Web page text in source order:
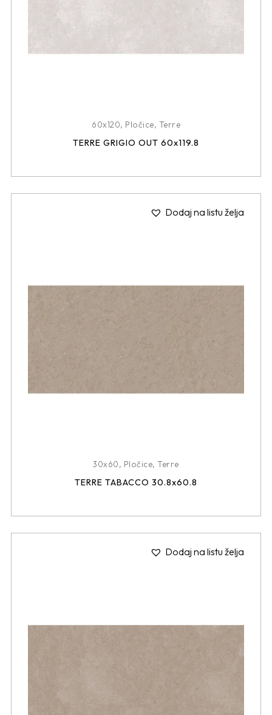
60x120, Pločice, Terre
TERRE GRIGIO OUT 60x119.8
Dodaj na listu želja
30x60, Pločice,Terre
TERRE TABACCO 30.8x60.8
Dodaj na listu želja